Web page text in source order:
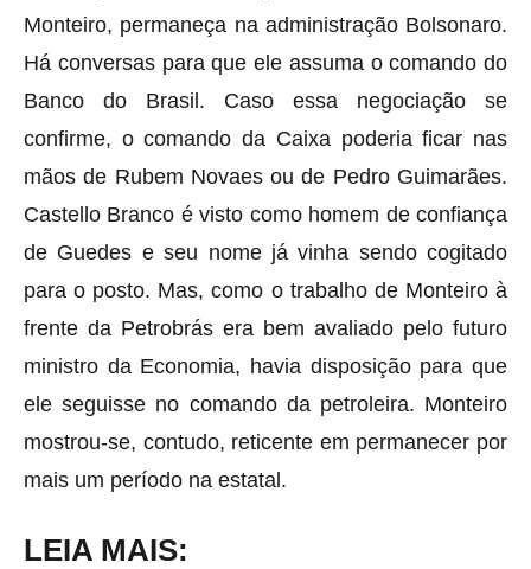
Monteiro, permaneça na administração Bolsonaro.
Há conversas para que ele assuma o comando do
Banco do Brasil. Caso essa negociação se
confirme, o comando da Caixa poderia ficar nas
mãos de Rubem Novaes ou de Pedro Guimarães.
Castello Branco é visto como homem de confiança
de Guedes e seu nome já vinha sendo cogitado
para o posto. Mas, como o trabalho de Monteiro à
frente da Petrobrás era bem avaliado pelo futuro
ministro da Economia, havia disposição para que
ele seguisse no comando da petroleira. Monteiro
mostrou-se, contudo, reticente em permanecer por
mais um período na estatal.
LEIA MAIS: